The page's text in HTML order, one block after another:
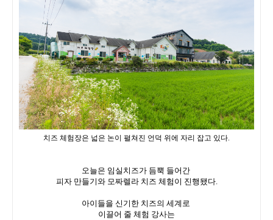
치즈 체험장은 넓은 논이 펼쳐진 언덕 위에 자리 잡고 있다.
오늘은 임실치즈가 듬뿍 들어간
피자 만들기와 모짜렐라 치즈 체험이 진행됐다.
아이들을 신기한 치즈의 세계로
이끌어 줄 체험 강사는